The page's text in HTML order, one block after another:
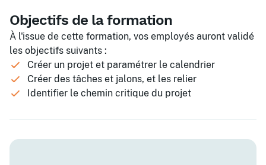
Objectifs de la formation
À l'issue de cette formation, vos employés auront validé
les objectifs suivants :
Créer un projet et paramétrer le calendrier
Créer des tâches et jalons, et les relier
Identifier le chemin critique du projet